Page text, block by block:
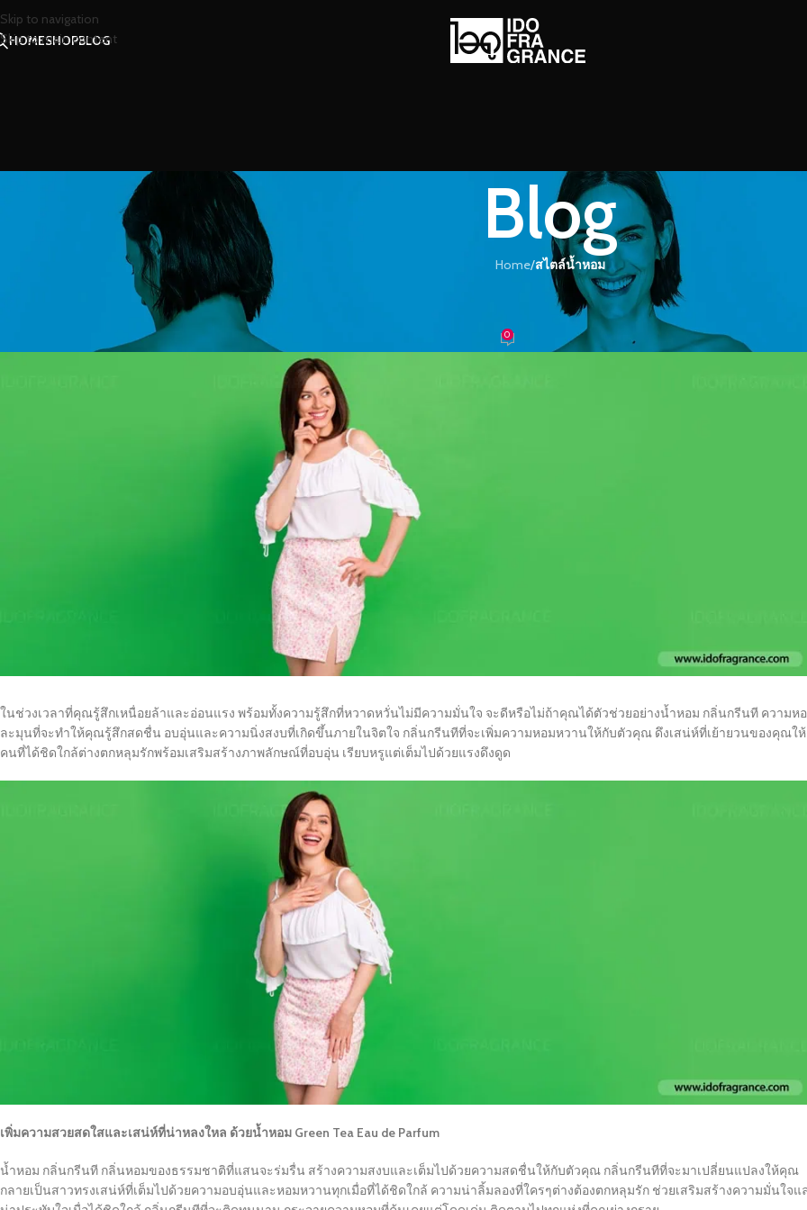
Skip to navigation
Skip to main content
HOMESHOPBLOG
Blog
Home/สไตล์น้ำหอม
กรีนที ความโรแมนติกที่ผสมผสานกับความสดชื่นได้อย่างลงตัว
0
ในช่วงเวลาที่คุณรู้สึกเหนื่อยล้าและอ่อนแรง พร้อมทั้งความรู้สึกที่หวาดหวั่นไม่มีความมั่นใจ จะดีหรือไม่ถ้าคุณได้ตัวช่วยอย่างน้ำหอม กลิ่นกรีนที ความห
ละมุนที่จะทำให้คุณรู้สึกสดชื่น อบอุ่นและความนิ่งสงบที่เกิดขึ้นภายในจิตใจ กลิ่นกรีนทีที่จะเพิ่มความหอมหวานให้กับตัวคุณ ดึงเสน่ห์ที่เย้ายวนของคุณให้
คนที่ได้ชิดใกล้ต่างตกหลุมรักพร้อมเสริมสร้างภาพลักษณ์ที่อบอุ่น เรียบหรูแต่เต็มไปด้วยแรงดึงดูด
เพิ่มความสวยสดใสและเสน่ห์ที่น่าหลงใหล ด้วยน้ำหอม Green Tea Eau de Parfum
น้ำหอม กลิ่นกรีนที กลิ่นหอมของธรรมชาติที่แสนจะร่มรื่น สร้างความสงบและเต็มไปด้วยความสดชื่นให้กับตัวคุณ กลิ่นกรีนทีที่จะมาเปลี่ยนแปลงให้คุณ
กลายเป็นสาวทรงเสน่ห์ที่เต็มไปด้วยความอบอุ่นและหอมหวานทุกเมื่อที่ได้ชิดใกล้ ความน่าลิ้มลองที่ใครๆต่างต้องตกหลุมรัก ช่วยเสริมสร้างความมั่นใจแ